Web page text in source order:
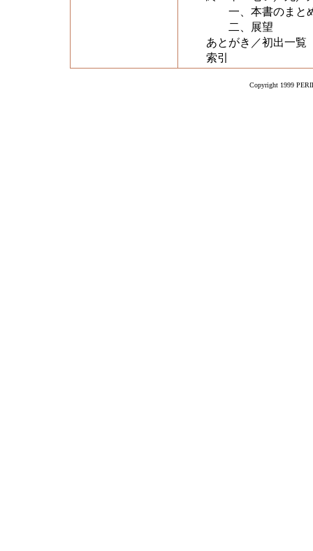
一、本書のまと
二、展望
あとがき／初出一覧
索引
Copyright 1999